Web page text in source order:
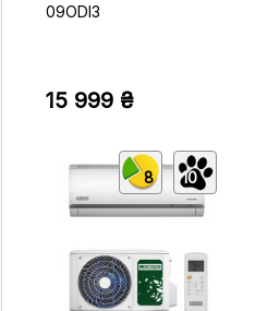
09ODI3
15 999 ₴
8 10